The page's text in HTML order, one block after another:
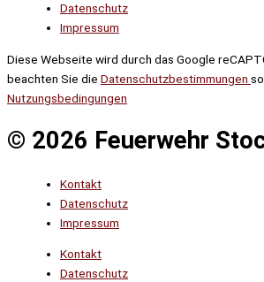
Datenschutz
Impressum
Diese Webseite wird durch das Google
beachten Sie die Datenschutzbestimmungen
Nutzungsbedingungen
© 2026 Feuerwehr
Kontakt
Datenschutz
Impressum
Kontakt
Datenschutz